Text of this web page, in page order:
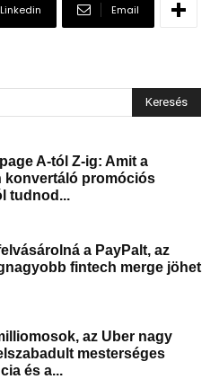
Linkedin Email
Keresés
A-tól Z-ig: Amit a
konvertáló promóciós
tudnod...
a PayPalt, az
fintech merge jöhet
az Uber nagy
mesterséges
és a...